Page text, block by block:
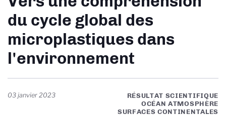
du cycle global des
microplastiques dans
l'environnement
03 janvier 2023
RÉSULTAT SCIENTIFIQUE
OCÉAN ATMOSPHÈRE
SURFACES CONTINENTALES